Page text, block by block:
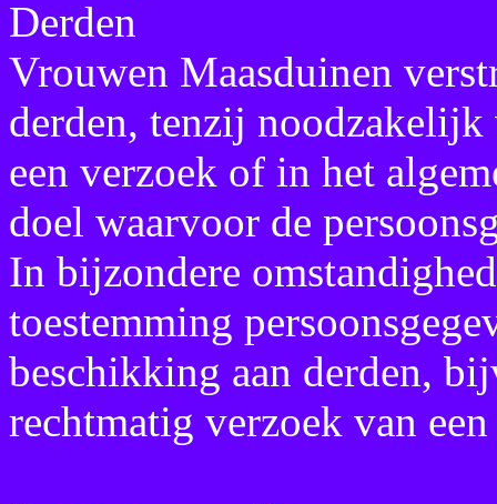
Derden
Vrouwen Maasduinen
derden, tenzij
een verzoek of in het
doel waarvoor de
In bijzondere
toestemming
beschikking aan derden,
rechtmatig verzoek van